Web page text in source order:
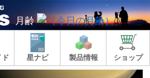
月齢
星ナビ 製品情報 ショップ